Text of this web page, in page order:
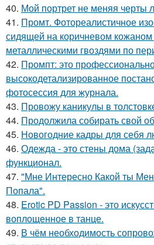
40. Мой портрет не меняя черты
41. Промт. Фотореалистичное
сидящей на коричневом
металлическими гвоздями по
42. Промпт: это
высокодетализированное
фотосессия для журнала.
43. Провожу каникулы в
44. Продолжила собирать свой
45. Новогодние кадры для себя
46. Одежда - это стены дома
функционал.
47. "Мне Интересно Какой ты
Попала".
48. Erotic PD Passion - это
воплощенное в танце.
49. В чём необходимость